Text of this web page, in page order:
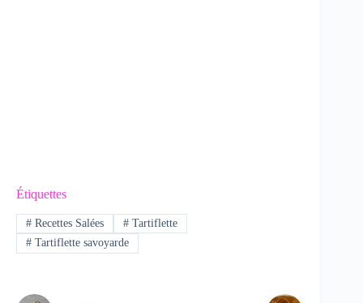
Étiquettes
#Recettes Salées #Tartiflette
#Tartiflette savoyarde